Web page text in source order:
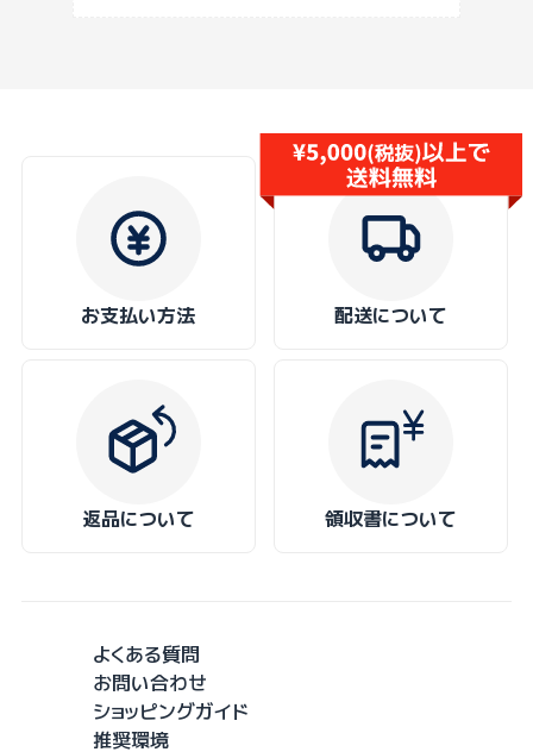
お支払い方法 配送について
返品について 領収書について
よくある質問
お問い合わせ
ショッピングガイド
推奨環境